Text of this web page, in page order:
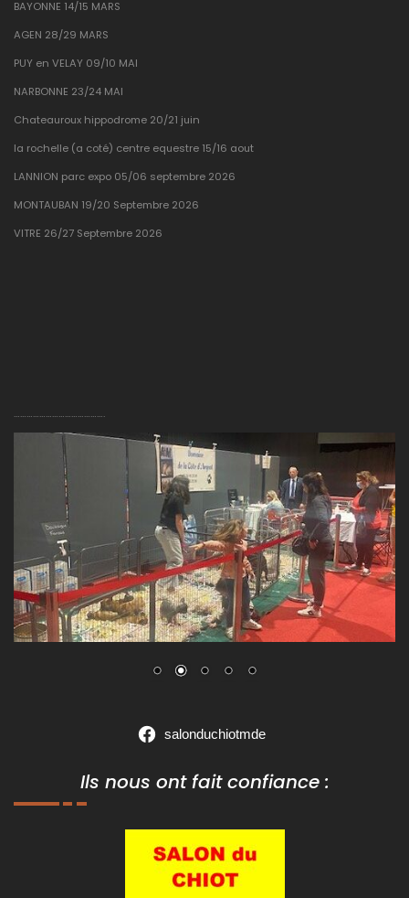
BAYONNE 14/15 MARS
AGEN 28/29 MARS
PUY en VELAY 09/10 MAI
NARBONNE 23/24 MAI
Chateauroux hippodrome 20/21 juin
la rochelle (a coté) centre equestre 15/16 aout
LANNION parc expo 05/06 septembre 2026
MONTAUBAN 19/20 Septembre 2026
VITRE 26/27 Septembre 2026
…………………………………….
salonduchiotmde
Ils nous ont fait confiance :